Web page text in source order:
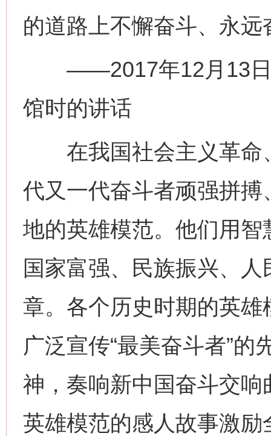
的道路上不懈奋斗、永远
——2017年12月13日
馆时的讲话
在我国社会主义革命
代又一代奋斗者顽强拼
地的英雄模范。他们用
国家富强、民族振兴、
章。各个历史时期的英
广泛宣传“最美奋斗者”
神，奏响新中国奋斗交
英雄模范的感人故事激